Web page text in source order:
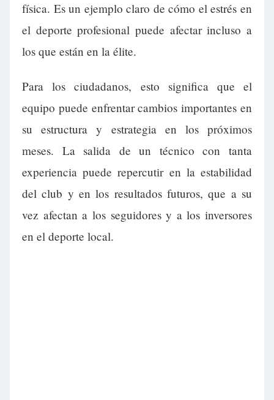
física. Es un ejemplo claro de cómo el estrés en
el deporte profesional puede afectar incluso a
los que están en la élite.
Para los ciudadanos, esto significa que el
equipo puede enfrentar cambios importantes en
su estructura y estrategia en los próximos
meses. La salida de un técnico con tanta
experiencia puede repercutir en la estabilidad
del club y en los resultados futuros, que a su
vez afectan a los seguidores y a los inversores
en el deporte local.